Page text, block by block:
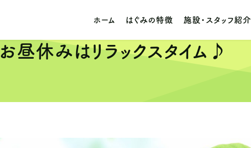
ホーム はぐみの特徴 施設・スタッフ紹介
お昼休みはリラックスタイム♪